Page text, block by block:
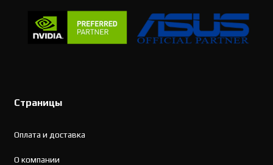
Страницы
Оплата и доставка
О компании